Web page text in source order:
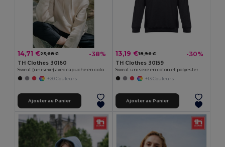
14,71 €23,68 € -38%
TH Clothes 30160
Sweat (unisexe) avec capuche en coton et polyester
+20 Couleurs
Ajouter au Panier
13,19 €18,96 € -30%
TH Clothes 30159
Sweat unisexe en coton et polyester
+13 Couleurs
Ajouter au Panier